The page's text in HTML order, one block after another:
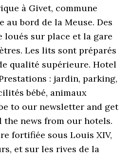
à Givet, commune
au bord de la Meuse. Des
loués sur place et la gare
Les lits sont préparés
qualité supérieure. Hotel
: jardin, parking,
bébé, animaux
to our newsletter and get
the news from our hotels.
fortifiée sous Louis XIV,
et sur les rives de la